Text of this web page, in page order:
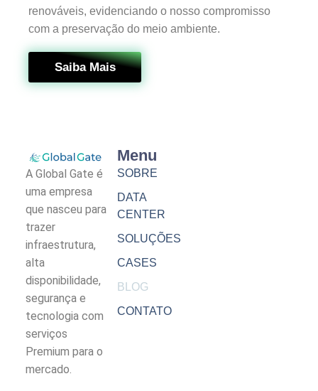
renováveis, evidenciando o nosso compromisso
com a preservação do meio ambiente.
Saiba Mais
A Global Gate é
uma empresa
que nasceu para
trazer
infraestrutura,
alta
disponibilidade,
segurança e
tecnologia com
serviços
Premium para o
mercado.
Menu
SOBRE
DATA
CENTER
SOLUÇÕES
CASES
BLOG
CONTATO